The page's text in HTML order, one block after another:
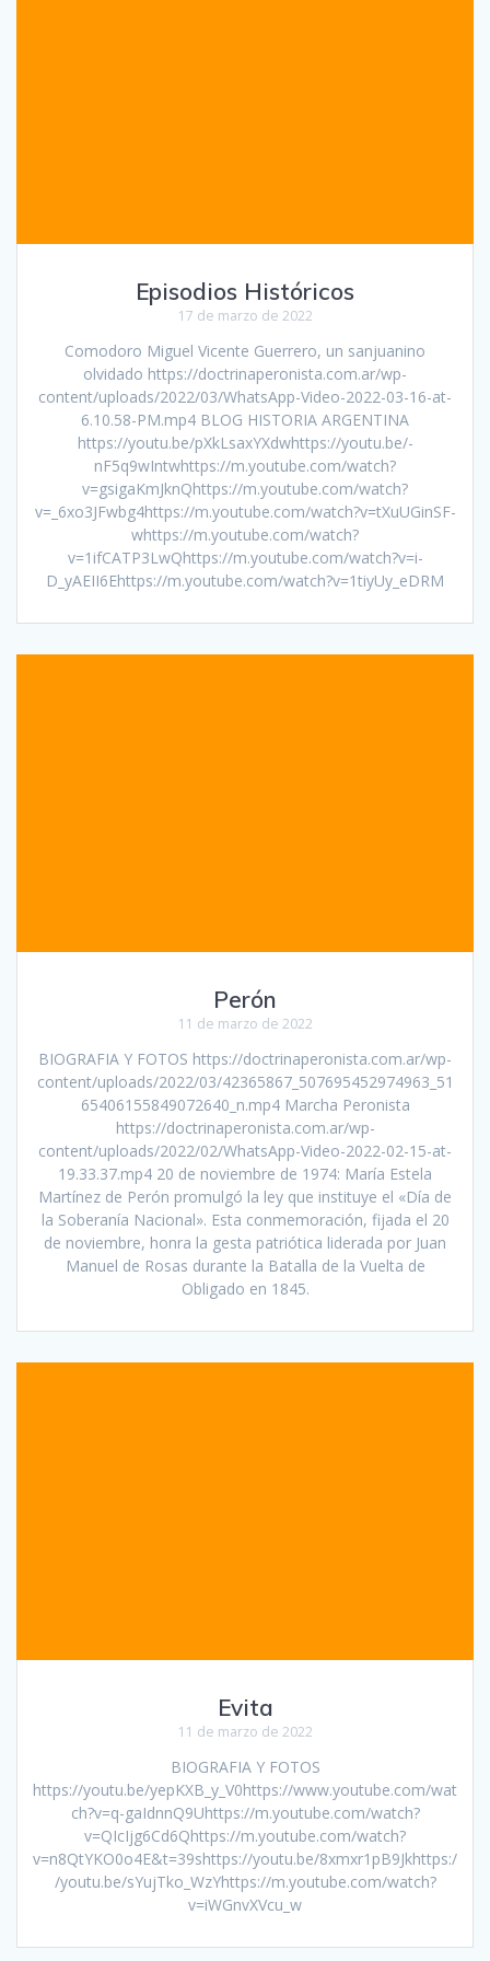
Episodios Históricos
17 de marzo de 2022
Comodoro Miguel Vicente Guerrero, un sanjuanino
olvidado https://doctrinaperonista.com.ar/wp-
content/uploads/2022/03/WhatsApp-Video-2022-03-16-at-
6.10.58-PM.mp4 BLOG HISTORIA ARGENTINA
https://youtu.be/pXkLsaxYXdwhttps://youtu.be/-
nF5q9wIntwhttps://m.youtube.com/watch?
v=gsigaKmJknQhttps://m.youtube.com/watch?
v=_6xo3JFwbg4https://m.youtube.com/watch?v=tXuUGinSF-
whttps://m.youtube.com/watch?
v=1ifCATP3LwQhttps://m.youtube.com/watch?v=i-
D_yAEII6Ehttps://m.youtube.com/watch?v=1tiyUy_eDRM
Perón
11 de marzo de 2022
BIOGRAFIA Y FOTOS https://doctrinaperonista.com.ar/wp-
content/uploads/2022/03/42365867_507695452974963_51
65406155849072640_n.mp4 Marcha Peronista
https://doctrinaperonista.com.ar/wp-
content/uploads/2022/02/WhatsApp-Video-2022-02-15-at-
19.33.37.mp4 20 de noviembre de 1974: María Estela
Martínez de Perón promulgó la ley que instituye el «Día de
la Soberanía Nacional». Esta conmemoración, fijada el 20
de noviembre, honra la gesta patriótica liderada por Juan
Manuel de Rosas durante la Batalla de la Vuelta de
Obligado en 1845.
Evita
11 de marzo de 2022
BIOGRAFIA Y FOTOS
https://youtu.be/yepKXB_y_V0https://www.youtube.com/wat
ch?v=q-gaIdnnQ9Uhttps://m.youtube.com/watch?
v=QIcIjg6Cd6Qhttps://m.youtube.com/watch?
v=n8QtYKO0o4E&t=39shttps://youtu.be/8xmxr1pB9Jkhttps:/
/youtu.be/sYujTko_WzYhttps://m.youtube.com/watch?
v=iWGnvXVcu_w